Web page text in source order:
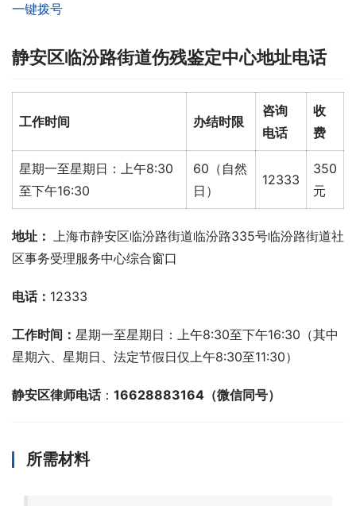
一键拨号
静安区临汾路街道伤残鉴定中心地址电话
工作时间 办结时限
咨询
电话
收
费
星期一至星期日：上午8:30
至下午16:30
60（自然
日）
12333
350
元
地址： 上海市静安区临汾路街道临汾路335号临汾路街道社
区事务受理服务中心综合窗口
电话： 12333
工作时间： 星期一至星期日：上午8:30至下午16:30（其中
星期六、星期日、法定节假日仅上午8:30至11:30）
静安区律师电话： 16628883164（微信同号）
所需材料